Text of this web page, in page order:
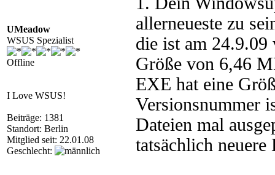
UMeadow
WSUS Spezialist
Offline
I Love WSUS!
Beiträge: 1381
Standort: Berlin
Mitglied seit: 22.01.08
Geschlecht:
allerneueste zu
die ist am
Größe von 6,46
EXE hat eine
Versionsnummer
Dateien mal
tatsächlich neuere